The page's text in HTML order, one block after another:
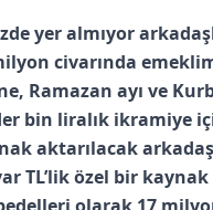
yer almıyor
civarında
Ramazan ayı ve
bin liralık ikramiye
aktarılacak
TL’lik özel bir